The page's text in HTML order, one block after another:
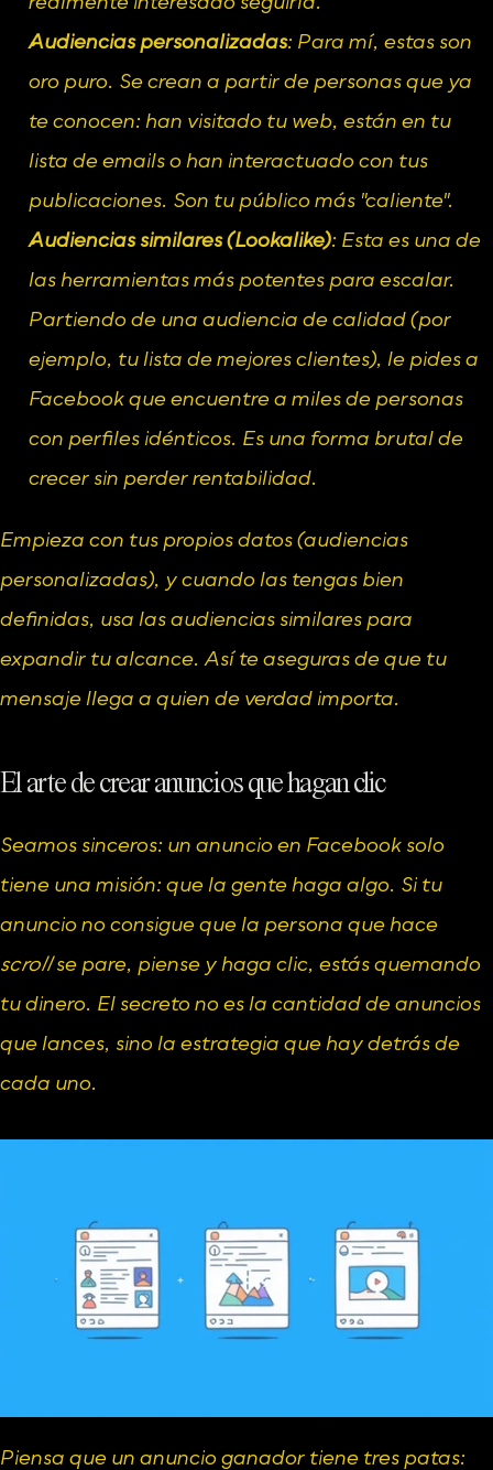
Audiencias personalizadas: Para mí, estas son
oro puro. Se crean a partir de personas que ya
te conocen: han visitado tu web, están en tu
lista de emails o han interactuado con tus
publicaciones. Son tu público más "caliente".
Audiencias similares (Lookalike): Esta es una de
las herramientas más potentes para escalar.
Partiendo de una audiencia de calidad (por
ejemplo, tu lista de mejores clientes), le pides a
Facebook que encuentre a miles de personas
con perfiles idénticos. Es una forma brutal de
crecer sin perder rentabilidad.
Empieza con tus propios datos (audiencias
personalizadas), y cuando las tengas bien
definidas, usa las audiencias similares para
expandir tu alcance. Así te aseguras de que tu
mensaje llega a quien de verdad importa.
El arte de crear anuncios que hagan clic
Seamos sinceros: un anuncio en Facebook solo
tiene una misión: que la gente haga algo. Si tu
scroll se pare, piense y haga clic, estás quemando
tu dinero. El secreto no es la cantidad de anuncios
que lances, sino la estrategia que hay detrás de
cada uno.
Piensa que un anuncio ganador tiene tres patas: